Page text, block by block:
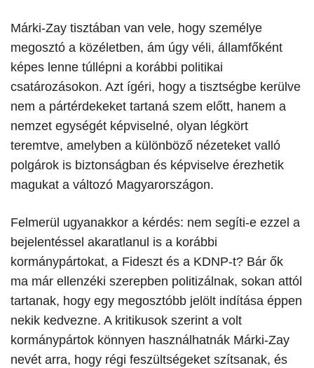
Márki-Zay tisztában van vele, hogy személye
megosztó a közéletben, ám úgy véli, államfőként
képes lenne túllépni a korábbi politikai
csatározásokon. Azt ígéri, hogy a tisztségbe kerülve
nem a pártérdekeket tartaná szem előtt, hanem a
nemzet egységét képviselné, olyan légkört
teremtve, amelyben a különböző nézeteket valló
polgárok is biztonságban és képviselve érezhetik
magukat a változó Magyarországon.
​Felmerül ugyanakkor a kérdés: nem segíti-e ezzel a
bejelentéssel akaratlanul is a korábbi
kormánypártokat, a Fideszt és a KDNP-t? Bár ők
ma már ellenzéki szerepben politizálnak, sokan attól
tartanak, hogy egy megosztóbb jelölt indítása éppen
nekik kedvezne. A kritikusok szerint a volt
kormánypártok könnyen használhatnák Márki-Zay
nevét arra, hogy régi feszültségeket szítsanak, és